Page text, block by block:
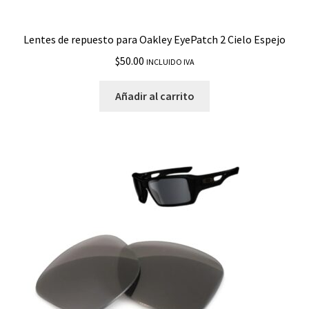
Lentes de repuesto para Oakley EyePatch 2 Cielo Espejo
$50.00 INCLUIDO IVA
Añadir al carrito